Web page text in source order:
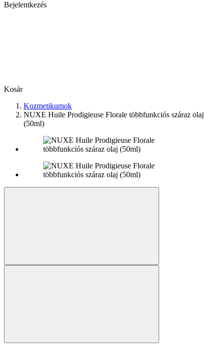
Bejelentkezés
Kosár
Kozmetikumok
NUXE Huile Prodigieuse Florale többfunkciós száraz olaj
(50ml)